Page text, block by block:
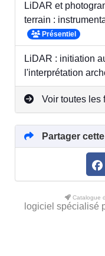
LiDAR et
terrain :
Présentiel
LiDAR : initiation
l'interprétation
Voir toutes les
Partager
Catalogue
logiciel spécialisé